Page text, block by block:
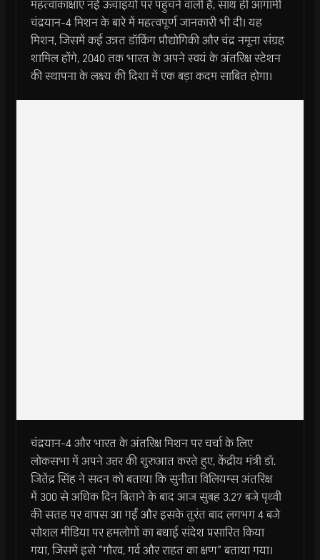
महत्वाकांक्षाएं नई ऊंचाइयों पर पहुंचने वाली हैं, साथ ही आगामी
चंद्रयान-4 मिशन के बारे में महत्वपूर्ण जानकारी भी दी। यह
मिशन, जिसमें कई उन्नत डॉकिंग प्रौद्योगिकी और चंद्र नमूना संग्रह
शामिल होंगे, 2040 तक भारत के अपने स्वयं के अंतरिक्ष स्टेशन
की स्थापना के लक्ष्य की दिशा में एक बड़ा कदम साबित होगा।
चंद्रयान-4 और भारत के अंतरिक्ष मिशन पर चर्चा के लिए
लोकसभा में अपने उत्तर की शुरुआत करते हुए, केंद्रीय मंत्री डॉ.
जितेंद्र सिंह ने सदन को बताया कि सुनीता विलियम्स अंतरिक्ष
में 300 से अधिक दिन बिताने के बाद आज सुबह 3.27 बजे पृथ्वी
की सतह पर वापस आ गईं और इसके तुरंत बाद लगभग 4 बजे
सोशल मीडिया पर हमलोगों का बधाई संदेश प्रसारित किया
गया, जिसमें इसे “गौरव, गर्व और राहत का क्षण” बताया गया।